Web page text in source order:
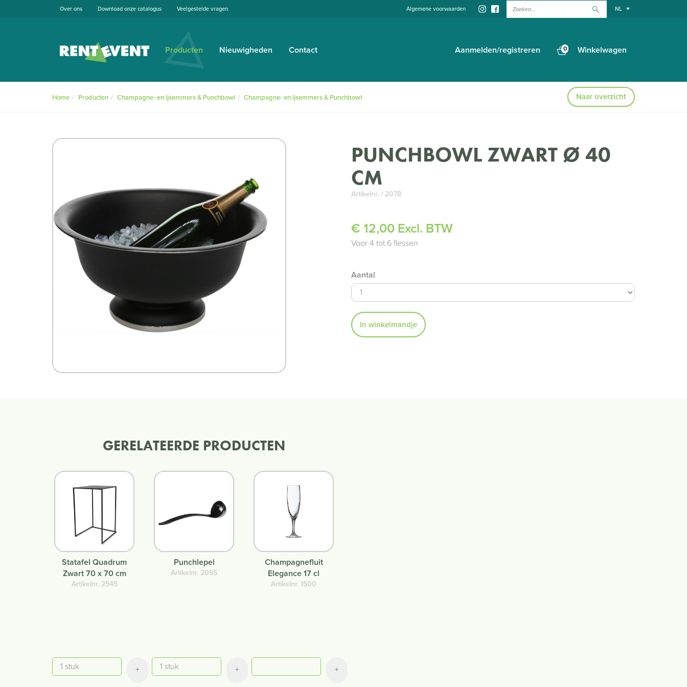
NL
Zoeken...
Algemene voorwaarden
Over ons Download onze catalogus Veelgestelde vragen
Producten Nieuwigheden Contact Aanmelden/registreren Winkelwagen
0
Home Producten Champagne- en ijsemmers & Punchbowl Champagne- en ijsemmers & Punchbowl Naar overzicht
PUNCHBOWL ZWART Ø 40
CM
Artikelnr. / 2078
€ 12,00 Excl. BTW
Voor 4 tot 6 flessen
Aantal
In winkelmandje
GERELATEERDE PRODUCTEN
Statafel Quadrum
Zwart 70 x 70 cm
Artikelnr. 2545
Aantal
+
Punchlepel
Artikelnr. 2055
Aantal
+
Champagnefluit
Elegance 17 cl
Artikelnr. 1500
Aantal
+